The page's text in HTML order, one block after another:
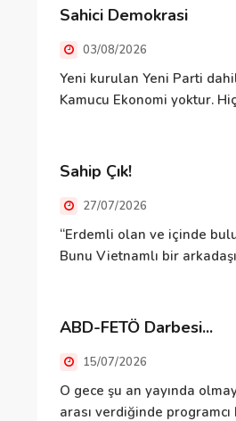
Sahici Demokrasi
03/08/2026
Yeni kurulan Yeni Parti
Kamucu Ekonomi yoktur.
Sahip Çık!
27/07/2026
“Erdemli olan ve içinde
Bunu Vietnamlı bir
ABD-FETÖ Darbesi...
15/07/2026
O gece şu an yayında
arası verdiğinde